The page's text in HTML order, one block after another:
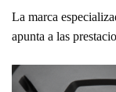
La marca
apunta a las